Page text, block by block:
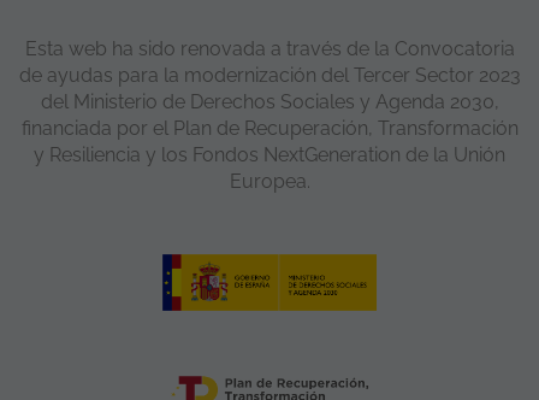
Esta web ha sido renovada a través de la Convocatoria
de ayudas para la modernización del Tercer Sector 2023
del Ministerio de Derechos Sociales y Agenda 2030,
financiada por el Plan de Recuperación, Transformación
y Resiliencia y los Fondos NextGeneration de la Unión
Europea.